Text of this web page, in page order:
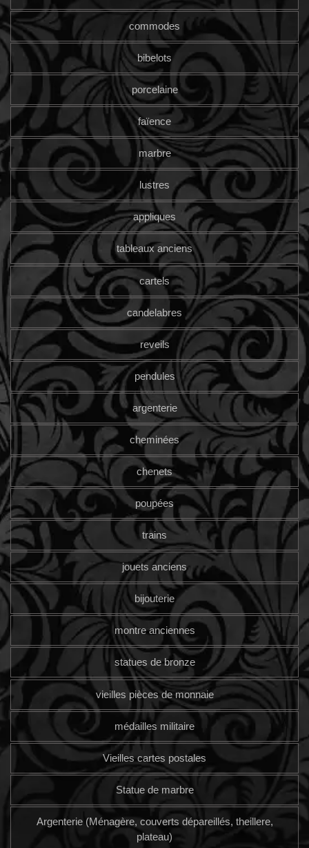
commodes
bibelots
porcelaine
faïence
marbre
lustres
appliques
tableaux anciens
cartels
candelabres
reveils
pendules
argenterie
cheminées
chenets
poupées
trains
jouets anciens
bijouterie
montre anciennes
statues de bronze
vieilles pièces de monnaie
médailles militaire
Vieilles cartes postales
Statue de marbre
Argenterie (Ménagère, couverts dépareillés, theillere,
plateau)